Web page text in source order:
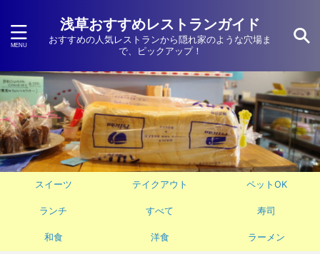
浅草おすすめレストランガイド
おすすめの人気レストランから隠れ家のような穴場ま
で、ピックアップ！
スイーツ テイクアウト ペットOK
ランチ すべて 寿司
和食 洋食 ラーメン